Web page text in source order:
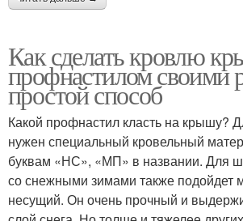
Как сделать кровлю
профнастилом своими
простой способ
Какой профнастил класть на крышу?
нужен специальный кровельный
буквам «НС», «МП» в названии. Для
со снежными зимами также
несущий. Он очень прочный и